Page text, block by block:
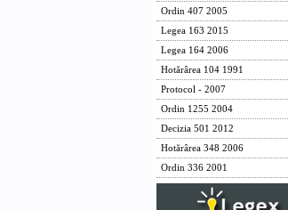
Ordin 407 2005
Legea 163 2015
Legea 164 2006
Hotărârea 104 1991
Protocol - 2007
Ordin 1255 2004
Decizia 501 2012
Hotărârea 348 2006
Ordin 336 2001